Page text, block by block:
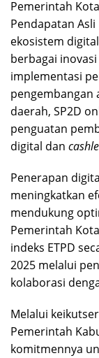
Pemerintah
Pendapatan
ekosistem
berbagai
implementasi
pengembangan
daerah, SP2D
penguatan
digital dan
Penerapan
meningkatkan
mendukung
Pemerintah
indeks ETPD
2025 melalui
kolaborasi
Melalui
Pemerintah
komitmennya